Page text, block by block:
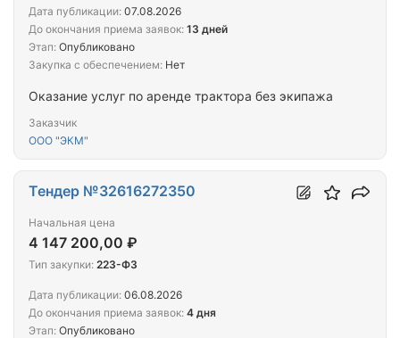
Оказание услуг по аренде трактора без экипажа
Заказчик
ООО "ЭКМ"
Дата публикации: 07.08.2026
До окончания приема заявок: 13 дней
Этап: Опубликовано
Закупка с обеспечением: Нет
Тендер №32616272350
Начальная цена
4 147 200,00 ₽
Тип закупки: 223-ФЗ
Дата публикации: 06.08.2026
До окончания приема заявок: 4 дня
Этап: Опубликовано